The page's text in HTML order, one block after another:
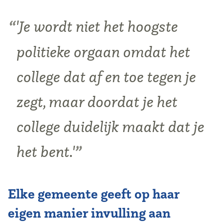
'Je wordt niet het hoogste
politieke orgaan omdat het
college dat af en toe tegen je
zegt, maar doordat je het
college duidelijk maakt dat je
het bent.'
Elke gemeente geeft op haar
eigen manier invulling aan